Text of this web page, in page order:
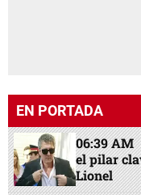
EN PORTADA
06:39 AM
el pilar
Lionel